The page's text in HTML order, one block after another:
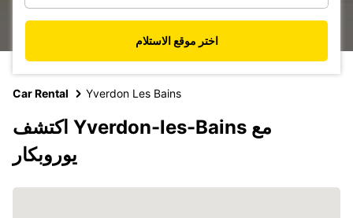
اختر موقع الاستلام
Car Rental Yverdon Les Bains
اكتشف Yverdon-les-Bains مع
يوروبكار